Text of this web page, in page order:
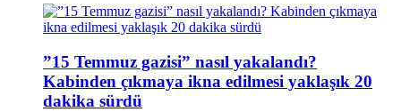
”15 Temmuz gazisi” nasıl yakalandı?
Kabinden çıkmaya ikna edilmesi yaklaşık 20
dakika sürdü